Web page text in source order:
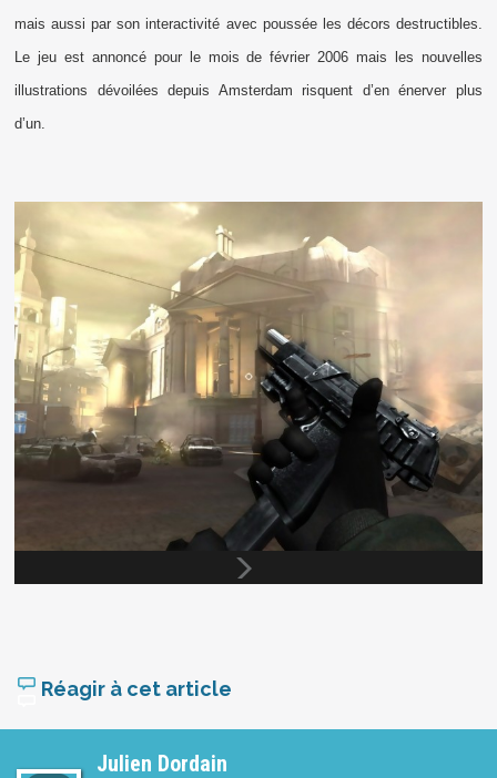
mais aussi par son interactivité avec poussée les décors destructibles.
Le jeu est annoncé pour le mois de février 2006 mais les nouvelles
illustrations dévoilées depuis Amsterdam risquent d’en énerver plus
d’un.
Réagir à cet article
Julien Dordain